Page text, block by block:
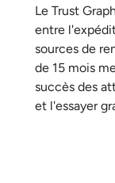
Le Trust
entre
sources de
de 15 mois
succès des
et l'essayer